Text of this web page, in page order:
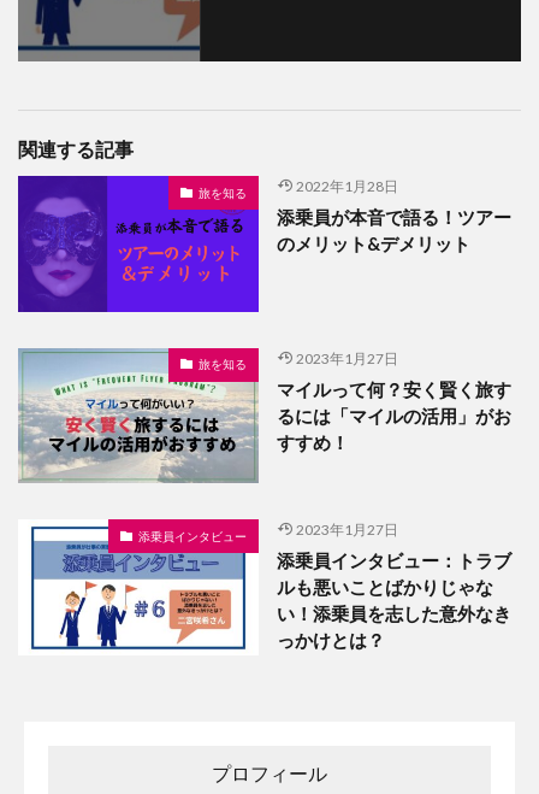
関連する記事
旅を知る 2022年1月28日
添乗員が本音で語る！ツアー
のメリット&デメリット
旅を知る 2023年1月27日
マイルって何？安く賢く旅す
るには「マイルの活用」がお
すすめ！
添乗員インタビュー 2023年1月27日
添乗員インタビュー：トラブ
ルも悪いことばかりじゃな
い！添乗員を志した意外なき
っかけとは？
プロフィール